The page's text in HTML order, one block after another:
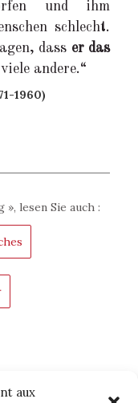
aux
und ihm
schlecht.
dass er das
andere.“
1960)
», lesen Sie auch :
Jahrhunderts